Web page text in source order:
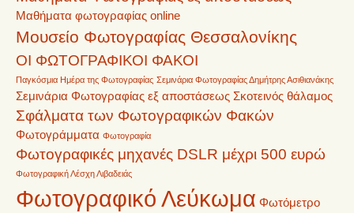
Μαθήματα φωτογραφίας online
Μουσείο Φωτογραφίας Θεσσαλονίκης
ΟΙ ΦΩΤΟΓΡΑΦΙΚΟΙ ΦΑΚΟΙ
Παγκόσμια Ημέρα της Φωτογραφίας Σεμινάρια Φωτογραφίας Δημήτρης Ασιθιανάκης
Σεμινάρια Φωτογραφίας εξ αποστάσεως Σκοτεινός θάλαμος
Σφάλματα των Φωτογραφικών Φακών
Φωτογράμματα Φωτογραφία
Φωτογραφικές μηχανές DSLR μέχρι 500 ευρώ
Φωτογραφική Λέσχη Λιβαδειάς
Φωτογραφικό Λεύκωμα Φωτόμετρο